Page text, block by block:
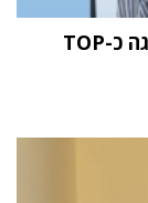
מחקר STKI השנתי: וואן טכנולוגיות דורגה כ-TOP